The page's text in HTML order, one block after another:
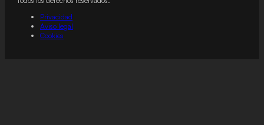
Privacidad
Aviso legal
Cookies